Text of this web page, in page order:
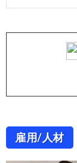
雇用/人材